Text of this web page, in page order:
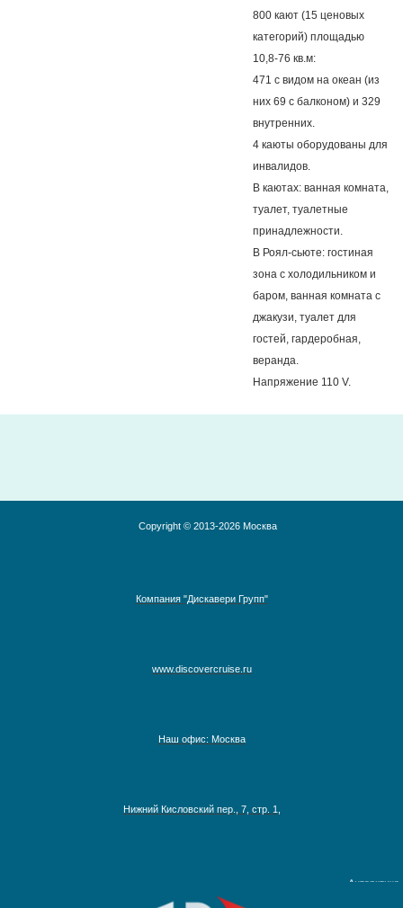
800 кают (15 ценовых
категорий) площадью
10,8-76 кв.м:
471 с видом на океан (из
них 69 с балконом) и 329
внутренних.
4 каюты оборудованы для
инвалидов.
В каютах: ванная комната,
туалет, туалетные
принадлежности.
В Роял-сьюте: гостиная
зона с холодильником и
баром, ванная комната с
джакузи, туалет для
гостей, гардеробная,
веранда.
Напряжение 110 V.
Copyright © 2013-2026 Москва
Компания "Дискавери Групп"
www.discovercruise.ru
Наш офис: Москва
Нижний Кисловский пер., 7, стр. 1,Австралия, Азия, Новая Зеландия